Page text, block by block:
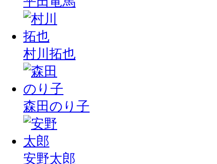
村川拓也
森田のり子
安野太郎